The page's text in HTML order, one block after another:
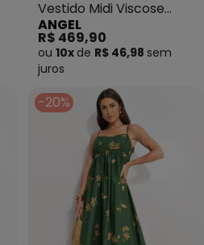
Vestido Midi Viscose
Estampada (Preto)
ANGEL
R$ 469,90
ou 10x de R$ 46,98 sem
juros
-20%